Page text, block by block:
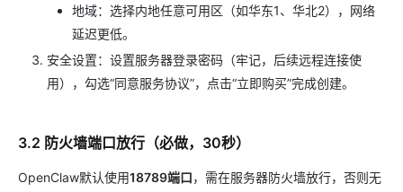
地域：选择内地任意可用区（如华东1、华北2），网络
延迟更低。
安全设置：设置服务器登录密码（牢记，后续远程连接使
用），勾选“同意服务协议”，点击“立即购买”完成创建。
3.2 防火墙端口放行（必做，30秒）
OpenClaw默认使用18789端口，需在服务器防火墙放行，否则无